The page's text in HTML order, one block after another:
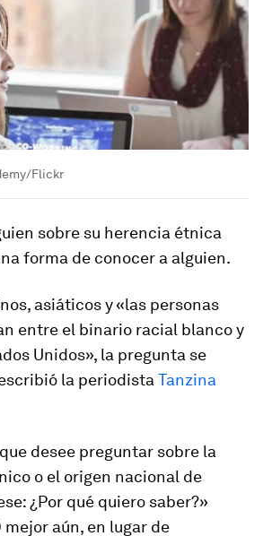
Flickr
sobre su herencia étnica
forma de conocer a alguien.
asiáticos y «las personas
entre el binario racial blanco y
Unidos», la pregunta se
la periodistaTanzina
desee preguntar sobre la
o el origen nacional de
¿Por qué quiero saber?»
mejor aún, en lugar de